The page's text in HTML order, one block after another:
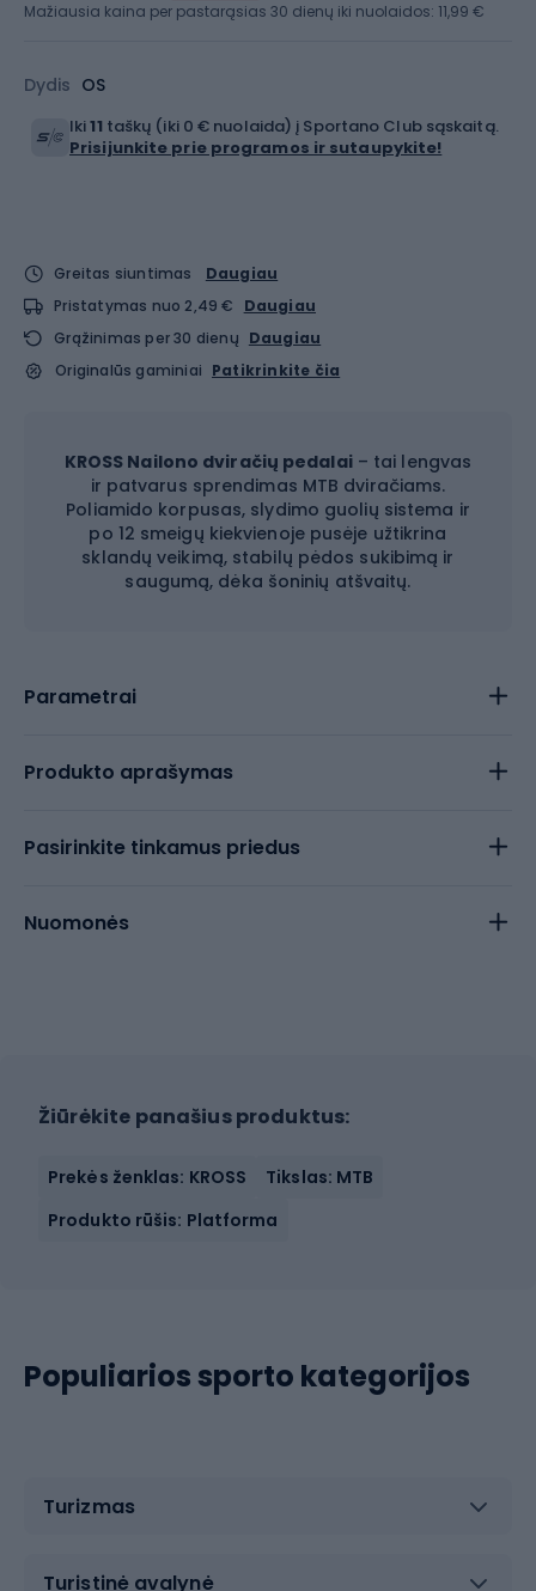
Dydis OS
Mažiausia kaina per pastarąsias 30 dienų iki nuolaidos: 11,99 €
Iki11 taškų (iki 0 € nuolaida) į Sportano Club sąskaitą.
Prisijunkite prie programos ir sutaupykite!
Greitas siuntimas
Daugiau
Pristatymas nuo 2,49 €
Daugiau
Grąžinimas per 30 dienų Daugiau
Originalūs gaminiai Patikrinkite čia
KROSS Nailono dviračių pedalai– tai lengvas
ir patvarus sprendimas MTB dviračiams.
Poliamido korpusas, slydimo guolių sistema ir
po 12 smeigų kiekvienoje pusėje užtikrina
sklandų veikimą, stabilų pėdos sukibimą ir
saugumą, dėka šoninių atšvaitų.
Parametrai
Produkto aprašymas
Pasirinkite tinkamus priedus
Nuomonės
Žiūrėkite panašius produktus:
Prekės ženklas: KROSS
Tikslas: MTB
Produkto rūšis: Platforma
Populiarios sporto kategorijos
Turizmas
Turistinė avalynė